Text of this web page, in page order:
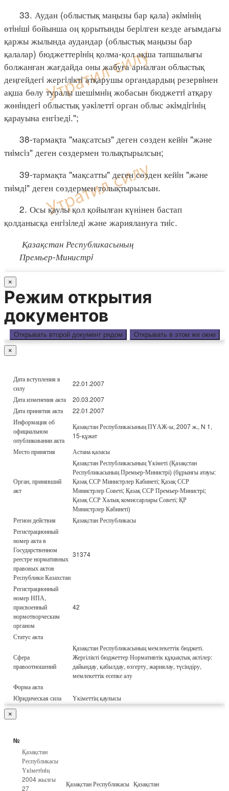
33. Аудан (облыстық маңызы бар қала) әкiмiнiң
өтiнiшi бойынша оң қорытынды берiлген кезде ағымдағы
қаржы жылында аудандар (облыстық маңызы бар
қалалар) бюджеттерiнiң қолма-қол ақша тапшылығы
болжанған жағдайда оны жабуға арналған облыстық
деңгейдегi жергiлiктi атқарушы органдардың резервiнен
ақша бөлу туралы шешiмнiң жобасын бюджеттi атқару
жөнiндегi облыстық уәкiлеттi орган облыс әкiмдiгiнiң
қарауына енгiзедi.";
38-тармақта "мақсатсыз" деген сөзден кейiн "және
тиiмсiз" деген сөздермен толықтырылсын;
39-тармақта "мақсатты" деген сөзден кейiн "және
тиiмдi" деген сөздермен толықтырылсын.
2. Осы қаулы қол қойылған күнінен бастап
қолданысқа енгiзiледi және жариялануға тиiс.
Қазақстан Республикасының
Премьер-Министрi
×
Режим открытия
документов
Открывать второй документ рядом Открывать в этом же окне
×
Дата вступления в
силу
22.01.2007
Дата изменения акта
20.03.2007
Дата принятия акта
22.01.2007
Информация об
официальном
опубликовании акта
Қазақстан Республикасының ПҮАЖ-ы, 2007 ж., N 1,
15-құжат
Место принятия
Астана қаласы
Орган, принявший
акт
Қазақстан Республикасының Үкіметі (Қазақстан
Республикасының Премьер-Министрі) (бұрынғы атауы:
Қазақ ССР Министрлер Кабинеті; Қазақ ССР
Министрлер Советі; Қазақ ССР Премьер-Министрі;
Қазақ ССР Халық комиссарлары Советі; ҚР
Министрлер Кабинеті)
Регион действия
Қазақстан Республикасы
Регистрационный
номер акта в
Государственном
реестре нормативных
правовых актов
Республики Казахстан
31374
Регистрационный
номер НПА,
присвоенный
нормотворческим
органом
42
Статус акта
Сфера
правоотношений
Қазақстан Республикасының мемлекеттік бюджеті.
Жергілікті бюджеттер Нормативтік құқықтық актілер:
дайындау, қабылдау, өзгерту, жариялау, түсіндіру,
мемлекеттік есепке алу
Форма акта
Юридическая сила
Үкіметтің қаулысы
×
№
Қазақстан
Республикасы
Үкiметiнiң
2004 жылғы
27
Қазақстан Республикасы Қазақстан